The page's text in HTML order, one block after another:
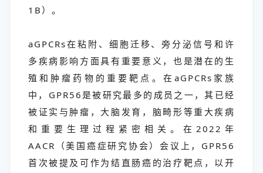
1B）。
aGPCRs在粘附、细胞迁移、旁分泌信号和许
多疾病影响方面具有重要意义，也是潜在的生
殖和肿瘤药物的重要靶点。在aGPCRs家族
中，GPR56是被研究最多的成员之一，其已经
被证实与肿瘤，大脑发育，脑畸形等重大疾病
和重要生理过程紧密相关。在2022年
AACR（美国癌症研究协会）会议上，GPR56
首次被提及可作为结直肠癌的治疗靶点，以开